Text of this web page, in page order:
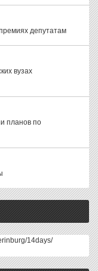
депутатам
вузах
планов по
14days/